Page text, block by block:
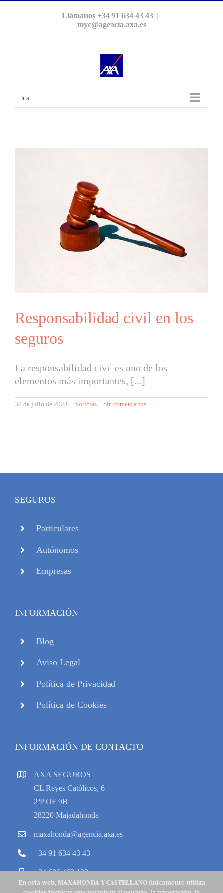
Llámanos +34 91 634 43 43 |
myc@agencia.axa.es
Ir a...
Responsabilidad civil en los
seguros
La responsabilidad civil es uno de los
elementos más importantes, [...]
30 de julio de 2023 | Noticias | Sin comentarios
SEGUROS
Particulares
Autónomos
Empresas
INFORMACIÓN
Blog
Aviso Legal
Política de Privacidad
Política de Cookies
INFORMACIÓN DE CONTACTO
AXA SEGUROS
CL Reyes Católicos, 6
2ªP OF 9B
28220 Majadahonda
maxahonda@agencia.axa.es
+34 91 634 43 43
+34 606 469 133
En esta web, MAXAHONDA Y CASTELLANO únicamente utiliza